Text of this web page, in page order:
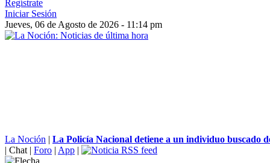
Regístrate
Iniciar Sesión
Jueves, 06 de Agosto de 2026 - 11:14 pm
La Noción | La Policía Nacional detiene a un individuo buscado
| Chat | Foro | App |